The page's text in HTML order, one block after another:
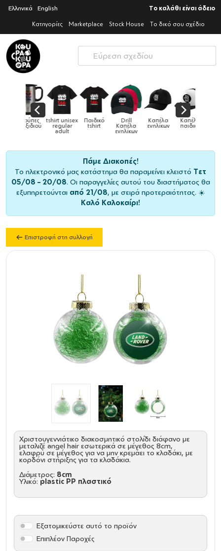
Ελληνικά English Το καλάθι είναι άδειο
Κατηγορίες Marketplace Stock House Το δικό σου σχέδιο
Drill
Καπέλα
ενηλίκων
Καπέλα
ενηλίκων
Καπέλα
παιδικά Κούπες Κούπες
ειδικές
Πάμε Διακοπές!
Το ηλεκτρονικό μας κατάστημα θα παραμείνει κλειστό Τετ
05/08 – 20/08. Οι παραγγελίες αυτού του διαστήματος θα
εξυπηρετούνται από 21/08, με σειρά προτεραιότητας. ☀️
Καλό Καλοκαίρι!
Επιστροφή στη συλλογή
Χριστουγεννιάτικο διακοσμητικό στολίδι διάφανο με
μεταλιζέ angel hair εσωτερικά σε μέγεθος 8cm,
ελαφρύ σε μέγεθος για να μην κρεμάει το κλαδάκι, με
κορδόνι στήριξης για τα κλαδάκια.
Διάμετρος: 8cm
Υλικό: plastic PP πλαστικό
Εξατομικεύστε αυτό το προϊόν
Επιπλέον Παροχές